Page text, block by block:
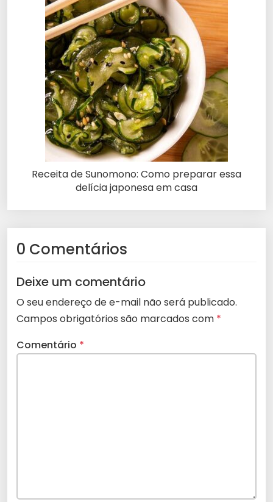
Receita de Sunomono: Como preparar essa
delícia japonesa em casa
0 Comentários
Deixe um comentário
O seu endereço de e-mail não será publicado.
Campos obrigatórios são marcados com *
Comentário *